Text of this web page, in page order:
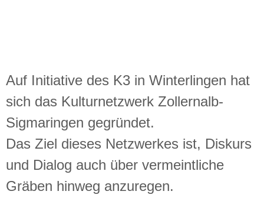
Auf Initiative des K3 in Winterlingen hat
sich das Kulturnetzwerk Zollernalb-
Sigmaringen gegründet.
Das Ziel dieses Netzwerkes ist, Diskurs
und Dialog auch über vermeintliche
Gräben hinweg anzuregen.